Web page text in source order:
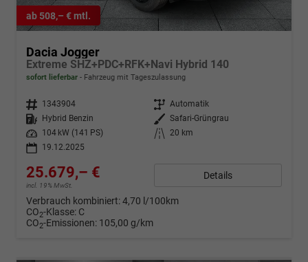
ab 508,– € mtl.
Dacia Jogger
Extreme SHZ+PDC+RFK+Navi Hybrid 140
sofort lieferbar Fahrzeug mit Tageszulassung
Fahrzeugnr. 1343904 Getriebe Automatik
Kraftstoff
Hybrid Benzin Außenfarbe Safari-Grüngrau
Leistung
104 kW (141 PS) Kilometerstand
20 km
19.12.2025
25.679,– €
incl. 19% MwSt.
Details
Verbrauch kombiniert:4,70 l/100km
CO2-Klasse: C
CO2-Emissionen: 105,00 g/km